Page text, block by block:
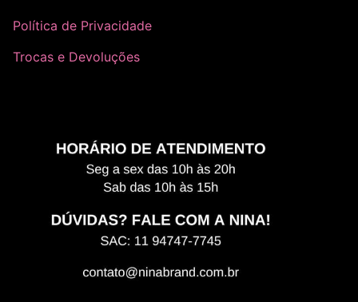
Política de Privacidade
Trocas e Devoluções